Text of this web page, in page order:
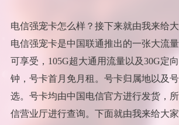
电信强宠卡怎么样？接下来就由我来给
电信强宠卡是中国联通推出的一张大流
可享受，105G超大通用流量以及30G定
钟，号卡首月免月租。号卡归属地以及
选。号卡均由中国电信官方进行发货，
信营业厅进行查询。下面就由我来给大